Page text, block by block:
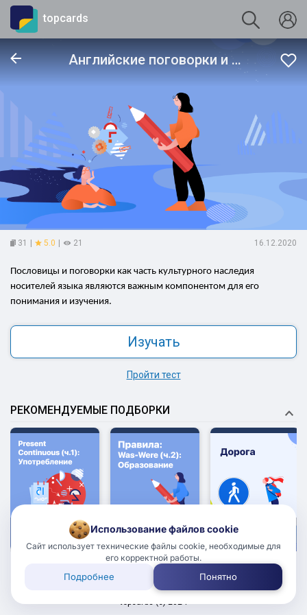
topcards
Английские поговорки и пословицы
31 5.0 21 16.12.2020
Пословицы и поговорки как часть культурного наследия
носителей языка являются важным компонентом для его
понимания и изучения.
Изучать
Пройти тест
РЕКОМЕНДУЕМЫЕ ПОДБОРКИ
5.0
5.0
Использование файлов cookie
Сайт использует технические файлы cookie, необходимые для
его корректной работы.
Подробнее Понятно
18+
Пользовательское соглашение
topcards (с) 2024